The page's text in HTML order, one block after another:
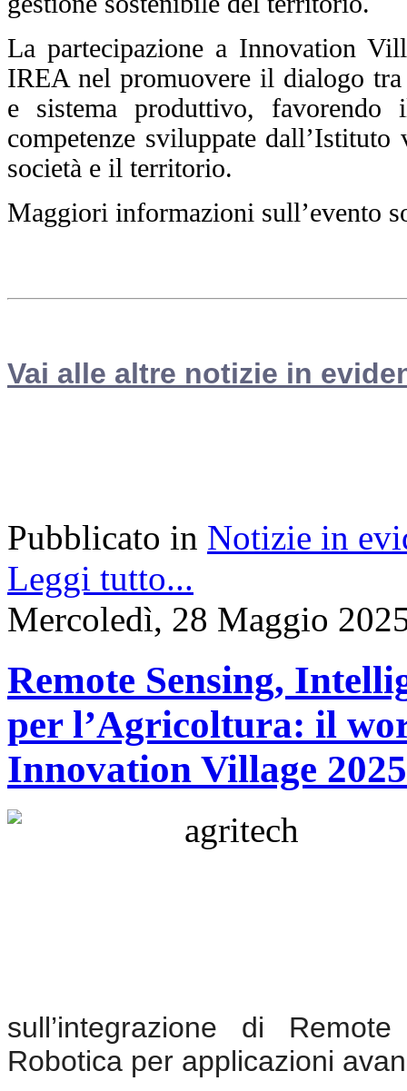
La partecipazione a Innovation
IREA nel promuovere il dialogo
e sistema produttivo, favorendo
competenze sviluppate
società e il territorio.
Maggiori informazioni sull’evento
Vai alle altre notizie in
Pubblicato in Notizie in
Leggi tutto...
Mercoledì, 28 Maggio
Remote Sensing,
per l’Agricoltura: il
Innovation Village 2025
sull’integrazione di
Robotica per applicazioni